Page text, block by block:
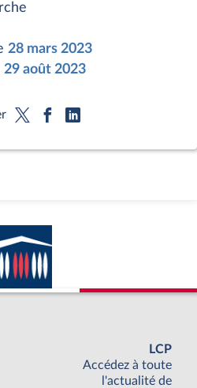
28 mars 2023
29 août 2023
LCP
Accédez à toute
l'actualité de